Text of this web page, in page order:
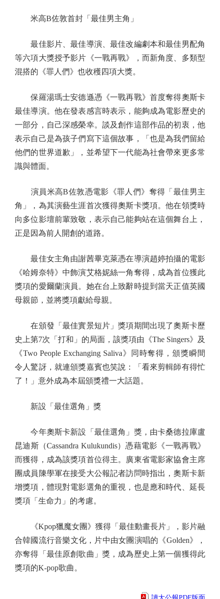
米高B佐敦首封「最佳男主角」
最佳影片、最佳導演、最佳改編劇本和最佳男配角
等六項大獎授予影片《一戰再戰》，而新角度、多類型
混搭的《罪人們》也收穫四項大獎。
保羅湯瑪士安德遜憑《一戰再戰》首度奪得奧斯卡
最佳導演。他在發表感言時表示，能夠成為電影歷史的
一部分，自己深感榮幸。談及創作這部作品的初衷，他
表示自己是為孩子們寫下這個故事，「也是為我們留給
他們的世界道歉」，並希望下一代能為社會帶來更多常
識與體面。
演員米高B佐敦憑電影《罪人們》奪得「最佳男主
角」，為其演藝生涯首次獲得奧斯卡獎項。他在領獎時
向多位影壇前輩致敬，表示自己能夠站在這個舞台上，
正是因為前人開創的道路。
最佳女主角由謝茜畢克萊憑在導演趙婷拍攝的電影
《哈姆奈特》中飾演艾格妮絲一角奪得，成為首位獲此
獎項的愛爾蘭演員。她在台上致辭時提到當天正值英國
母親節，並將獎項獻給母親。
在頒發「最佳實景短片」獎項期間出現了奧斯卡歷
史上第7次「打和」的局面，該獎項由《The Singers》及
《Two People Exchanging Saliva》同時奪得，頒獎瞬間
令人驚訝，就連頒獎嘉賓也笑說：「看來剪輯師有得忙
了！」意外成為本屆頒獎禮一大話題。
新設「最佳選角」獎
今年奧斯卡新設「最佳選角」獎，由卡桑德拉庫盧
昆迪斯（Cassandra Kulukundis）憑藉電影《一戰再戰》
而獲得，成為該獎項首位得主。廣東省電影家協會主席
團成員陳學軍在接受大公報記者訪問時指出，奧斯卡新
增獎項，體現對電影選角的重視，也是應和時代、延長
獎項「生命力」的考慮。
《Kpop獵魔女團》獲得「最佳動畫長片」，影片融
合韓國流行音樂文化，片中由女團演唱的《Golden》，
亦奪得「最佳原創歌曲」獎，成為歷史上第一個獲得此
獎項的K-pop歌曲。